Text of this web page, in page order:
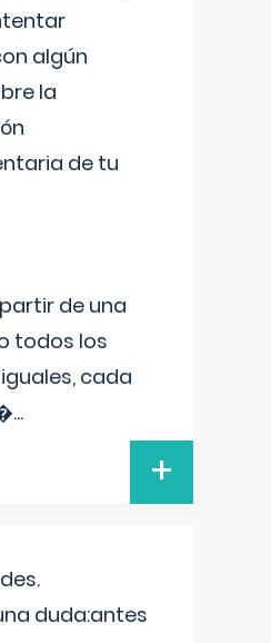
algún
la
de tu
de una
todos los
cada
...
+
duda:antes